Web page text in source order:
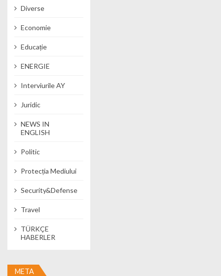
Diverse
Economie
Educație
ENERGIE
Interviurile AY
Juridic
NEWS IN
ENGLISH
Politic
Protecția Mediului
Security&Defense
Travel
TÜRKÇE
HABERLER
META